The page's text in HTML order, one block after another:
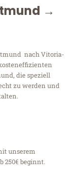
→
nach Vitoria-
die speziell
zu werden und
unserem
250€ beginnt.